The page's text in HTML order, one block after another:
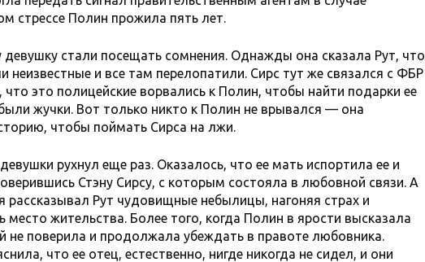
стрессе Полин прожила пять лет.
девушку стали посещать сомнения. Однажды она сказала Рут, что
неизвестные и все там перелопатили. Сирс тут же связался с ФБР
это полицейские ворвались к Полин, чтобы найти подарки ее
жучки. Вот только никто к Полин не врывался — она
чтобы поймать Сирса на лжи.
рухнул еще раз. Оказалось, что ее мать испортила ее и
Стэну Сирсу, с которым состояла в любовной связи. А
рассказывал Рут чудовищные небылицы, нагоняя страх и
место жительства. Более того, когда Полин в ярости высказала
не поверила и продолжала убеждать в правоте любовника.
что ее отец, естественно, нигде никогда не сидел, и они